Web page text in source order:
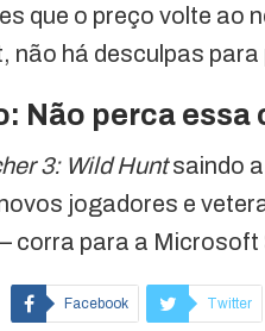
que o preço volte ao
não há desculpas
Não perca essa
3: Wild Huntsaindo
jogadores e
corra para a
Facebook Twitter